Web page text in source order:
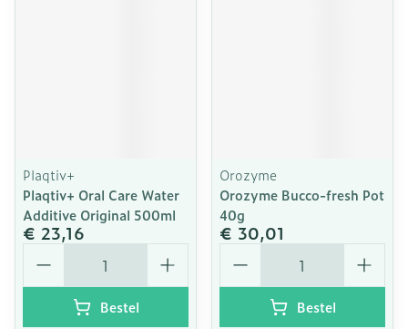
Plaqtiv+
Plaqtiv+ Oral Care Water
Additive Original 500ml
€ 23,16
Aantal
Bestel
Orozyme
Orozyme Bucco-fresh Pot
40g
€ 30,01
Aantal
Bestel